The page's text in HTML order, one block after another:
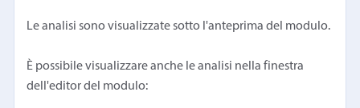
Le analisi sono visualizzate sotto l'anteprima del modulo.
È possibile visualizzare anche le analisi nella finestra
dell'editor del modulo: